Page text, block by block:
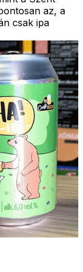
az, a
csak ipa